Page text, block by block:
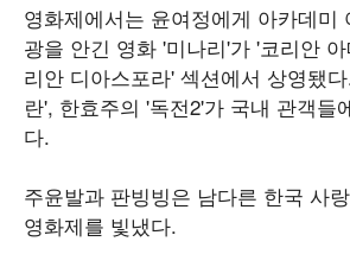
영화제에서는 윤여정에게 아카데미
광을 안긴 영화 '미나리'가 '코리안
리안 디아스포라' 섹션에서 상영됐
란', 한효주의 '독전2'가 국내 관객들
다.
주윤발과 판빙빙은 남다른 한국 사
영화제를 빛냈다.